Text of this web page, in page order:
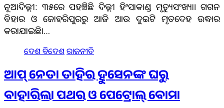
ନୂଆଦିଲ୍ଲୀ: ୩୫ରେ ପହଞ୍ଚିଛି ଦିଲ୍ଲୀ ହିଂସାକାଣ୍ଡ ମୃତ୍ୟୁସଂଖ୍ୟା। ଗଗନ
ବିହାର ଓ ଜୋହରିପୁରରୁ ଆଜି ଆଉ ଦୁଇଟି ମୃତଦେହ ଉଦ୍ଧାର
କରାଯାଇଛି।…
ଦେଶ ବିଦେଶ ରାଜନୀତି
ଆପ୍‌ ନେତା ତାହିର ହୁସେନଙ୍କ ଘରୁ
ବାହାରିଲା ପଥର ଓ ପେଟ୍ରୋଲ୍‌ ବୋମା